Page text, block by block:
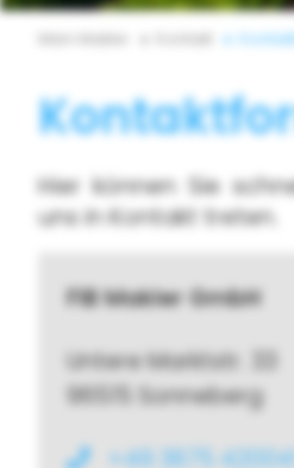
Hier können Sie
uns in Kontakt treten.
FIB Makler GmbH
Untere Marktstr. 33
96515 Sonneberg
+49 3675 420041